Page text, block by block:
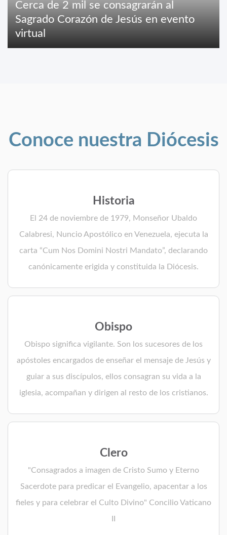
Cerca de 2 mil se consagrarán al
Sagrado Corazón de Jesús en evento
virtual
Conoce nuestra Diócesis
Historia
El 24 de noviembre de 1979, Monseñor Ubaldo
Calabresi, Nuncio Apostólico en Venezuela, ejecuta la
carta “Cum Nos Domini Nostri Mandato”, declarando
canónicamente erigida y constituida la Diócesis.
Obispo
Obispo significa vigilante. Son los sucesores de los
apóstoles encargados de enseñar el mensaje de Jesús y
guiar a sus discípulos, ellos consagran su vida a la
iglesia, acompañan y dirigen al resto de los cristianos.
Clero
"Consagrados a imagen de Cristo Sumo y Eterno
Sacerdote para predicar el Evangelio, apacentar a los
fieles y para celebrar el Culto Divino" Concilio Vaticano